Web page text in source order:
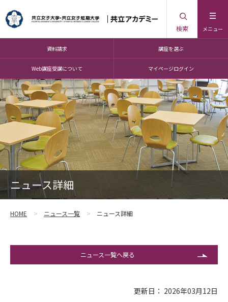
メニュー
検索
資料請求 講座を選ぶ
Web講座受講について マイページログイン
ニュース詳細
HOME ニュース一覧 ニュース詳細
ニュース一覧へ戻る
更新日： 2026年03月12日